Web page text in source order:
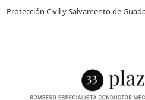
Protección Civil y Salvamento de